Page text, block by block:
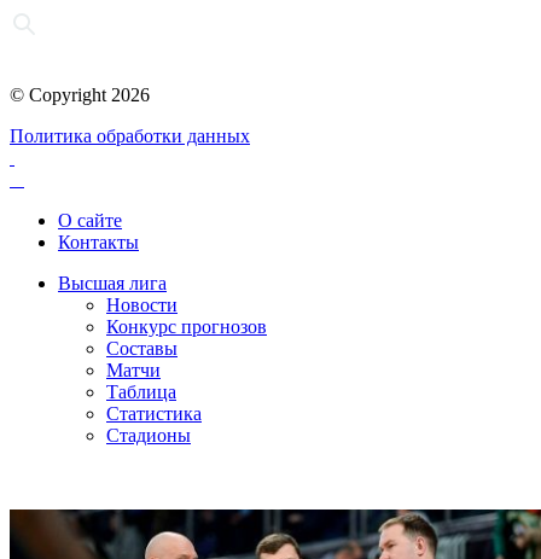
© Copyright 2026
Политика обработки данных
О сайте
Контакты
Высшая лига
Новости
Конкурс прогнозов
Составы
Матчи
Таблица
Статистика
Стадионы